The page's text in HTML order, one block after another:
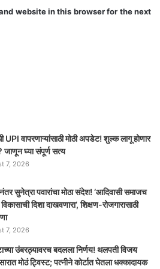
website in this browser for the next
UPI वापरणाऱ्यांसाठी मोठी अपडेट! शुल्क लागू होणार
जाणून घ्या संपूर्ण सत्य
7, 2026
सुनेत्रा पवारांचा मोठा संदेश! ‘आदिवासी समाजच
दिशा दाखवणारा’, शिक्षण-रोजगारासाठी
7, 2026
उंबरठ्यावरच बदलला निर्णय! थलपती विजय
मोठं ट्विस्ट; पत्नीने कोर्टात घेतला धक्कादायक